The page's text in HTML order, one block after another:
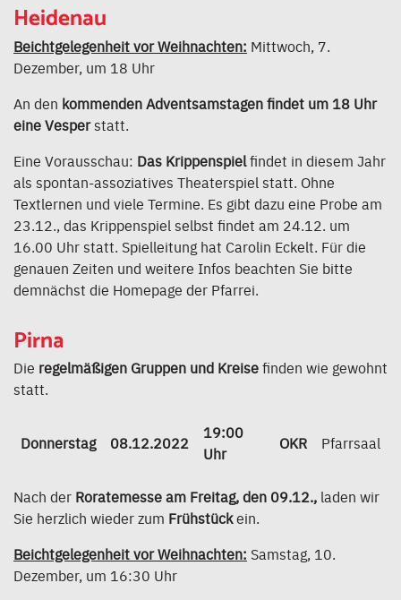
Heidenau
Beichtgelegenheit vor Weihnachten: Mittwoch, 7.
Dezember, um 18 Uhr
An den kommenden Adventsamstagen findet um 18 Uhr
eine Vesperstatt.
Eine Vorausschau: Das Krippenspielfindet in diesem Jahr
als spontan-assoziatives Theaterspiel statt. Ohne
Textlernen und viele Termine. Es gibt dazu eine Probe am
23.12., das Krippenspiel selbst findet am 24.12. um
16.00 Uhr statt. Spielleitung hat Carolin Eckelt. Für die
genauen Zeiten und weitere Infos beachten Sie bitte
demnächst die Homepage der Pfarrei.
Pirna
Die regelmäßigen Gruppen und Kreisefinden wie gewohnt
statt.
Donnerstag 08.12.2022
19:00
Uhr
OKR Pfarrsaal
Nach der Roratemesse am Freitag, den 09.12., laden wir
Sie herzlich wieder zum Frühstückein.
Beichtgelegenheit vor Weihnachten: Samstag, 10.
Dezember, um 16:30 Uhr